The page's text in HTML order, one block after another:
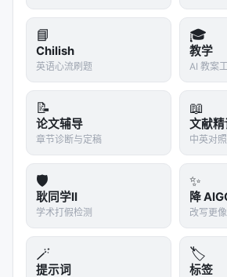
阶段二：提炼与扩展
AIR设计了一个巧妙的提炼流程：
1.执行验证：让教师模型生成的代
执行结果与模型声称的结果不一致
记为"有问题"。
2.步骤分解：将长推理链分解为更
个步骤只完成一个子任务：观察、计
证。
3.多样性增强：对同一问题生成多
径。有些路径先用视觉提取信息再
再验证，有些从结果倒推。
📘
Chilish
英语心流刷题
🎓
教学
AI 教案
📝
论文辅导
章节诊断与定稿
📖
文献精
中英对
🛡️
耿同学II
学术打假检测
✨
降
改写更
🪄
提示词
🏷️
标签